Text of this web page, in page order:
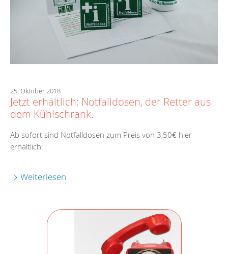
25. Oktober 2018
Jetzt erhältlich: Notfalldosen, der Retter aus
dem Kühlschrank.
Ab sofort sind Notfalldosen zum Preis von 3,50€ hier
erhältlich:
Weiterlesen